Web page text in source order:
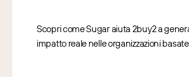
Scopri come Sugar aiuta 2buy2 a
impatto reale nelle organizzazioni